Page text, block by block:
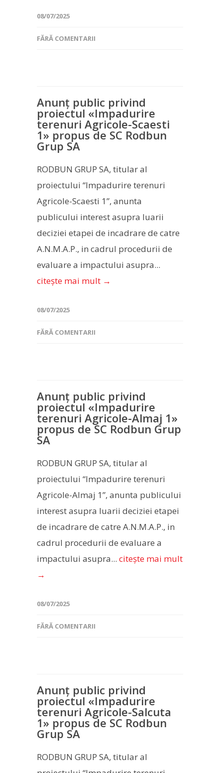
08/07/2025
FĂRĂ COMENTARII
Anunț public privind
proiectul «Impadurire
terenuri Agricole-Scaesti
1» propus de SC Rodbun
Grup SA
RODBUN GRUP SA, titular al
proiectului “Impadurire terenuri
Agricole-Scaesti 1”, anunta
publicului interest asupra luarii
deciziei etapei de incadrare de catre
A.N.M.A.P., in cadrul procedurii de
evaluare a impactului asupra...
citește mai mult →
08/07/2025
FĂRĂ COMENTARII
Anunț public privind
proiectul «Impadurire
terenuri Agricole-Almaj 1»
propus de SC Rodbun Grup
SA
RODBUN GRUP SA, titular al
proiectului “Impadurire terenuri
Agricole-Almaj 1”, anunta publicului
interest asupra luarii deciziei etapei
de incadrare de catre A.N.M.A.P., in
cadrul procedurii de evaluare a
impactului asupra... citește mai mult
→
08/07/2025
FĂRĂ COMENTARII
Anunț public privind
proiectul «Impadurire
terenuri Agricole-Salcuta
1» propus de SC Rodbun
Grup SA
RODBUN GRUP SA, titular al